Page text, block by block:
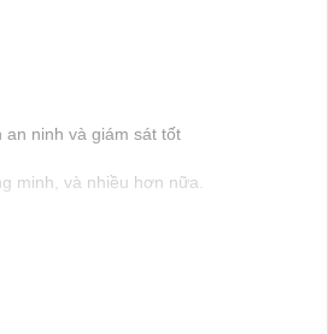
ninh và giám sát tốt
minh, và nhiều hơn nữa.
mà bạn có thể tin